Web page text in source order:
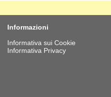
Informazioni
Informativa sui Cookie
Informativa Privacy